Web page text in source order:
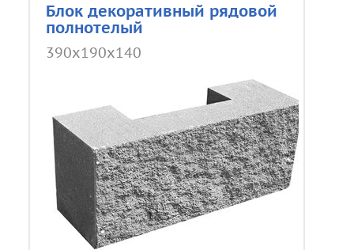
Блок декоративный рядовой
полнотелый
390x190x140